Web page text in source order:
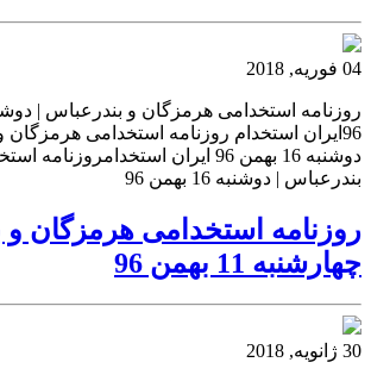
04 فوریه, 2018
96ایران استخدام روزنامه استخدامی
دوشنبه 16 بهمن 96 ایران
بندرعباس | دوشنبه 16 بهمن 96
روزنامه استخدامی هرمزگان و
چهارشنبه 11 بهمن 96
30 ژانویه, 2018